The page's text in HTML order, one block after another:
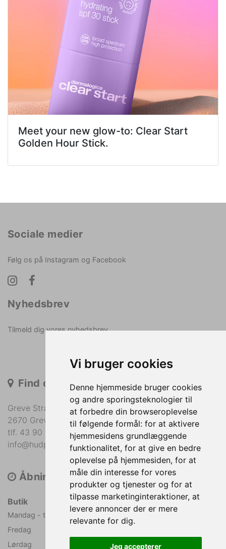
Vi bruger cookies
Denne hjemmeside bruger cookies
og andre sporingsteknologier til
at forbedre din browseroplevelse
til følgende formål: for at aktivere
hjemmesidens grundlæggende
funktionalitet, for at give en bedre
oplevelse på hjemmesiden, for at
måle din interesse for vores
produkter og tjenester og for at
tilpasse marketinginteraktioner, at
levere annoncer der er mere
relevante for dig.
Jeg accepterer
Meet your new glow-to: Clear Start
Golden Hour Stick.
Sociale medier
Følg os på Instagram og Facebook
Nyhedsbrev
Tilmeld dig vores nyhedsbrev
Find os
Greve Strandvej 36
2670 Greve
tlf. 43 90 05 60
info@hudplejecentret.dk
Åbningstider
Butik
Mandag - torsdag
09.00 - 19.00
Fredag
Lørdag
09.00 - 14.00